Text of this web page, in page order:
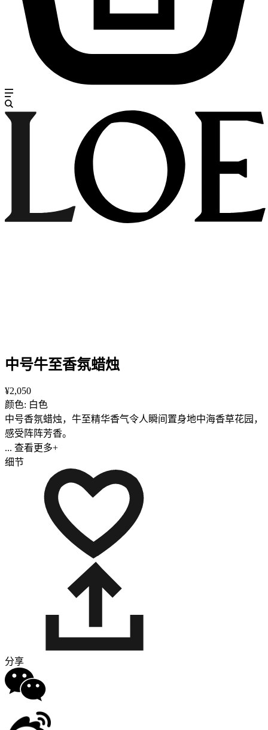
中号牛至香氛蜡烛
¥2,050
颜色: 白色
中号香氛蜡烛，牛至精华香气令人瞬间置身地中海香草花园，
感受阵阵芳香。
... 查看更多+
细节
分享